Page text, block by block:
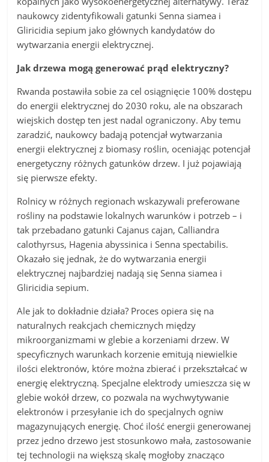
naukowcy zidentyfikowali gatunki Senna siamea i
Gliricidia sepium jako głównych kandydatów do
wytwarzania energii elektrycznej.
Jak drzewa mogą generować prąd elektryczny?
Rwanda postawiła sobie za cel osiągnięcie 100% dostępu
do energii elektrycznej do 2030 roku, ale na obszarach
wiejskich dostęp ten jest nadal ograniczony. Aby temu
zaradzić, naukowcy badają potencjał wytwarzania
energii elektrycznej z biomasy roślin, oceniając potencjał
energetyczny różnych gatunków drzew. I już pojawiają
się pierwsze efekty.
Rolnicy w różnych regionach wskazywali preferowane
rośliny na podstawie lokalnych warunków i potrzeb – i
tak przebadano gatunki Cajanus cajan, Calliandra
calothyrsus, Hagenia abyssinica i Senna spectabilis.
Okazało się jednak, że do wytwarzania energii
elektrycznej najbardziej nadają się Senna siamea i
Gliricidia sepium.
Ale jak to dokładnie działa? Proces opiera się na
naturalnych reakcjach chemicznych między
mikroorganizmami w glebie a korzeniami drzew. W
specyficznych warunkach korzenie emitują niewielkie
ilości elektronów, które można zbierać i przekształcać w
energię elektryczną. Specjalne elektrody umieszcza się w
glebie wokół drzew, co pozwala na wychwytywanie
elektronów i przesyłanie ich do specjalnych ogniw
magazynujących energię. Choć ilość energii generowanej
przez jedno drzewo jest stosunkowo mała, zastosowanie
tej technologii na większą skalę mogłoby znacząco